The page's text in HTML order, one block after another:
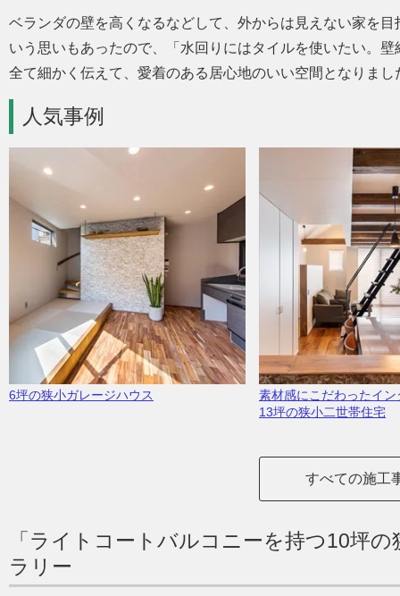
ベランダの壁を高くなるなどして、外からは見えない家を
いう思いもあったので、
水回りにはタイルを使いたい。
全て細かく伝えて、愛着のある居心地のいい空間となりまし
人気事例
6坪の狭小ガレージハウス
素材感にこだわったイ
13坪の狭小二世帯住宅
すべての施工
「ライトコートバルコニーを持つ10坪
ラリー